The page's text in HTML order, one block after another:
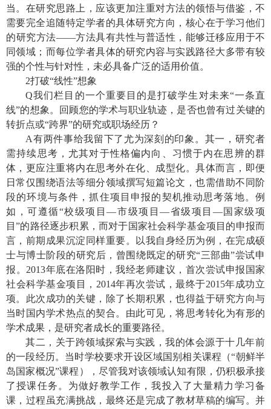
当。在研究思路上，应该更加注重对方法的领悟与借鉴，不
需要完全追随特定学者的具体研究方向，核心在于学习他们
的研究方法——方法具有共性与普适性，能够迁移应用于不
同领域；而每位学者具体的研究内容与实践路径大多带有较
强的个性与针对性，未必具备广泛的适用价值。
2打破“线性”想象
Q我们栏目的一个重要目的是打破学生对未来“一条直
线”的想象。回顾您的学术与职业轨迹，是否也曾有过关键的
转折点或“跨界”的研究或职场经历？
A有两件事给我留下了尤为深刻的印象。其一，研究者
需持续思考，尤其对于性格偏内向、习惯于内在思辨的群
体，更应注重将内在思考外在化、成型化。具体而言，即便
日常仅围绕语法等细分领域撰写短篇论文，也需借助不同阶
段的环境与条件，抓住项目申报的契机推动思考落地。例
如，可遵循“校级项目—市级项目—省级项目—国家级项
目”的路径逐步积累，而对于国家社会科学基金项目的申报而
言，前期成果沉淀同样重要。以我自身经历为例，在完成硕
士与博士阶段的研究后，曾围绕既定的研究“三部曲”尝试申
报。 2013年底在洛阳时，我经老师建议，首次尝试申报国家
社会科学基金项目， 2014年再次尝试，最终于2015年成功立
项。此次成功的关键，除了长期积累，也得益于研究方向与
当时国内学术热点的契合。由此可见，将思考转化为有形的
学术成果，是研究者成长的重要路径。
其二，关于跨领域探索与实践，我的体会源于十几年前
的一段经历。当时学校要求开设区域国别相关课程（“朝鲜半
岛国家概况”课程），尽管我对该领域认知有限，仍积极承接
了授课任务。为做好教学工作，我投入了大量精力学习备
课，过程虽充满挑战，最终还是完成了教材草稿的编写。并